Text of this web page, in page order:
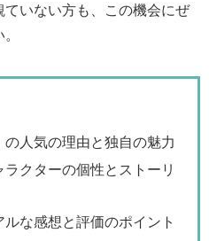
いない方も、この機会にぜ
人気の理由と独自の魅力
クターの個性とストーリ
な感想と評価のポイント